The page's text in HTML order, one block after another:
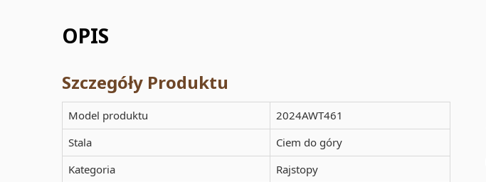
OPIS
Szczegóły Produktu
Model produktu
2024AWT461
Stala
Ciem do góry
Kategoria
Rajstopy